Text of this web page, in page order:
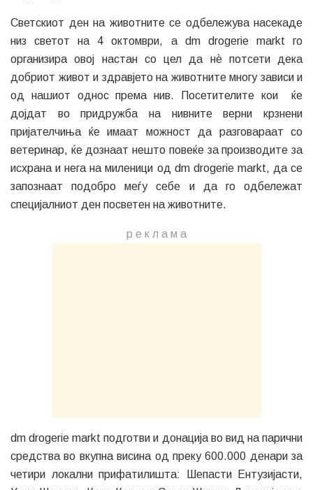
Светскиот ден на животните се одбележува насекаде
низ светот на 4 октомври, а dm drogerie markt го
организира овој настан со цел да нѐ потсети дека
добриот живот и здравјето на животните многу зависи и
од нашиот однос према нив. Посетителите кои ќе
дојдат во придружба на нивните верни крзнени
пријателчиња ќе имаат можност да разговараат со
ветеринар, ќе дознаат нешто повеќе за производите за
исхрана и нега на миленици од dm drogerie markt, да се
запознаат подобро меѓу себе и да го одбележат
специјалниот ден посветен на животните.
р е к л а м a
dm drogerie markt подготви и донација во вид на парични
средства во вкупна висина од преку 600.000 денари за
четири локални прифатилишта: Шепасти Ентузијасти,